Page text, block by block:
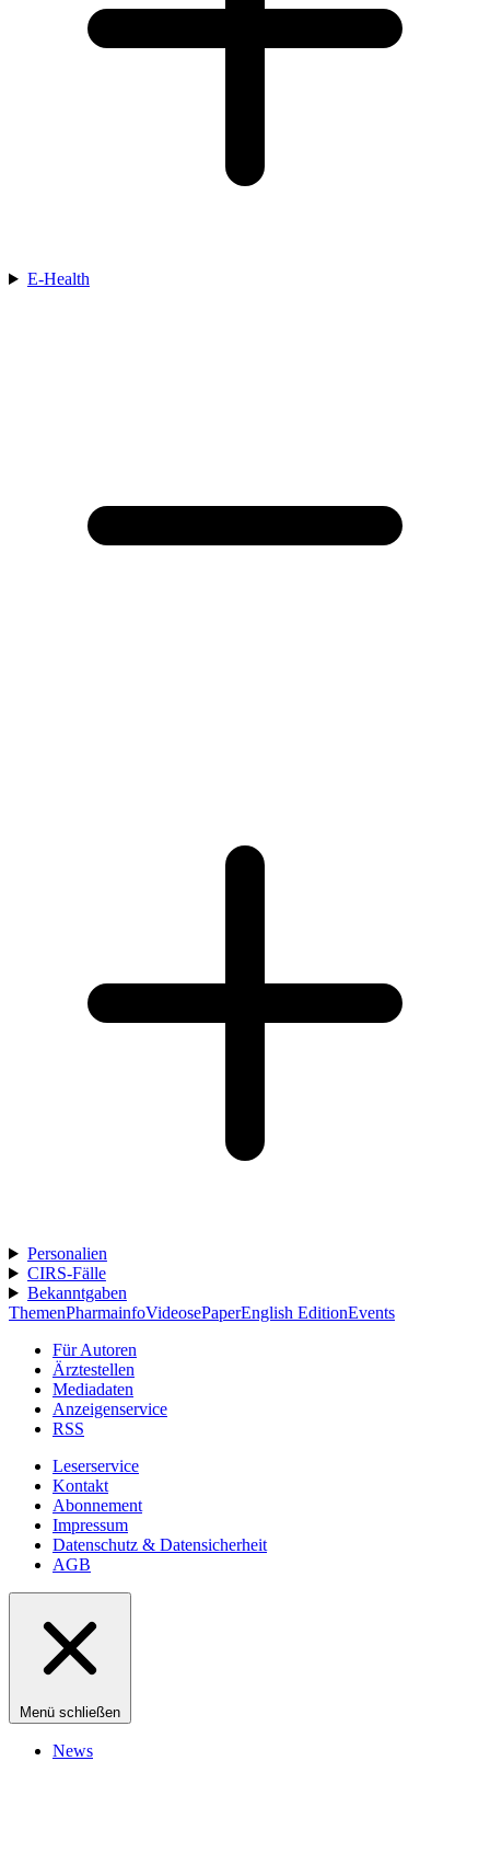
E-Health
Personalien
CIRS-Fälle
Bekanntgaben
ThemenPharmainfoVideosePaperEnglish EditionEvents
Für Autoren
Ärztestellen
Mediadaten
Anzeigenservice
RSS
Leserservice
Kontakt
Abonnement
Impressum
Datenschutz & Datensicherheit
AGB
Menü schließen
News